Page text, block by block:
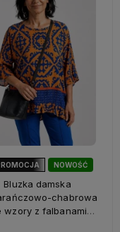
NOWOŚĆ
Bluzka damska
chabrowa
wzory z falbanami